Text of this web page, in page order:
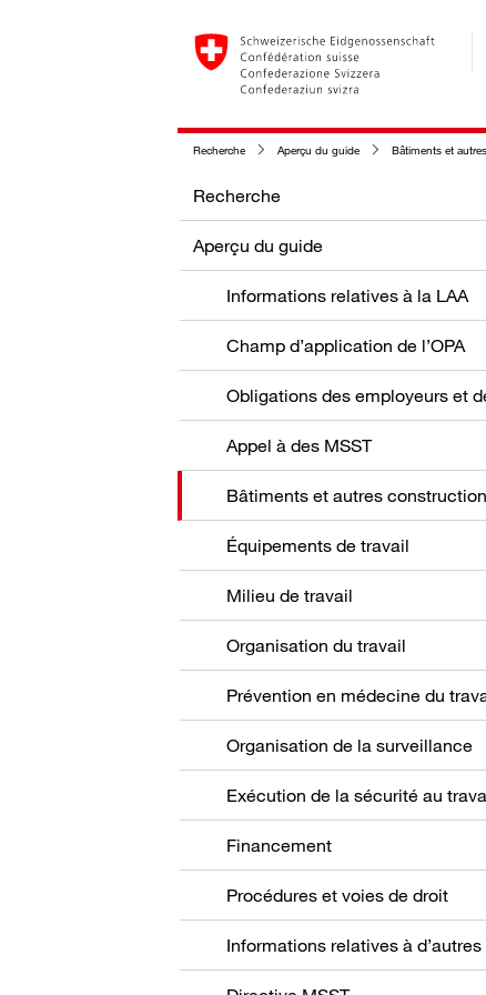
Recherche Aperçu du guide Bâtiments et
Recherche
Aperçu du guide
Informations relatives à la LAA
Champ d’application de l’OPA
Appel à des MSST
Bâtiments et autres
Équipements de travail
Milieu de travail
Organisation du travail
Prévention en médecine du
Organisation de la surveillance
Exécution de la sécurité au
Financement
Procédures et voies de droit